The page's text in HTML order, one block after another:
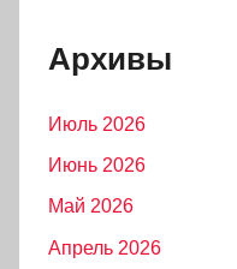
Архивы
Июль 2026
Июнь 2026
Май 2026
Апрель 2026